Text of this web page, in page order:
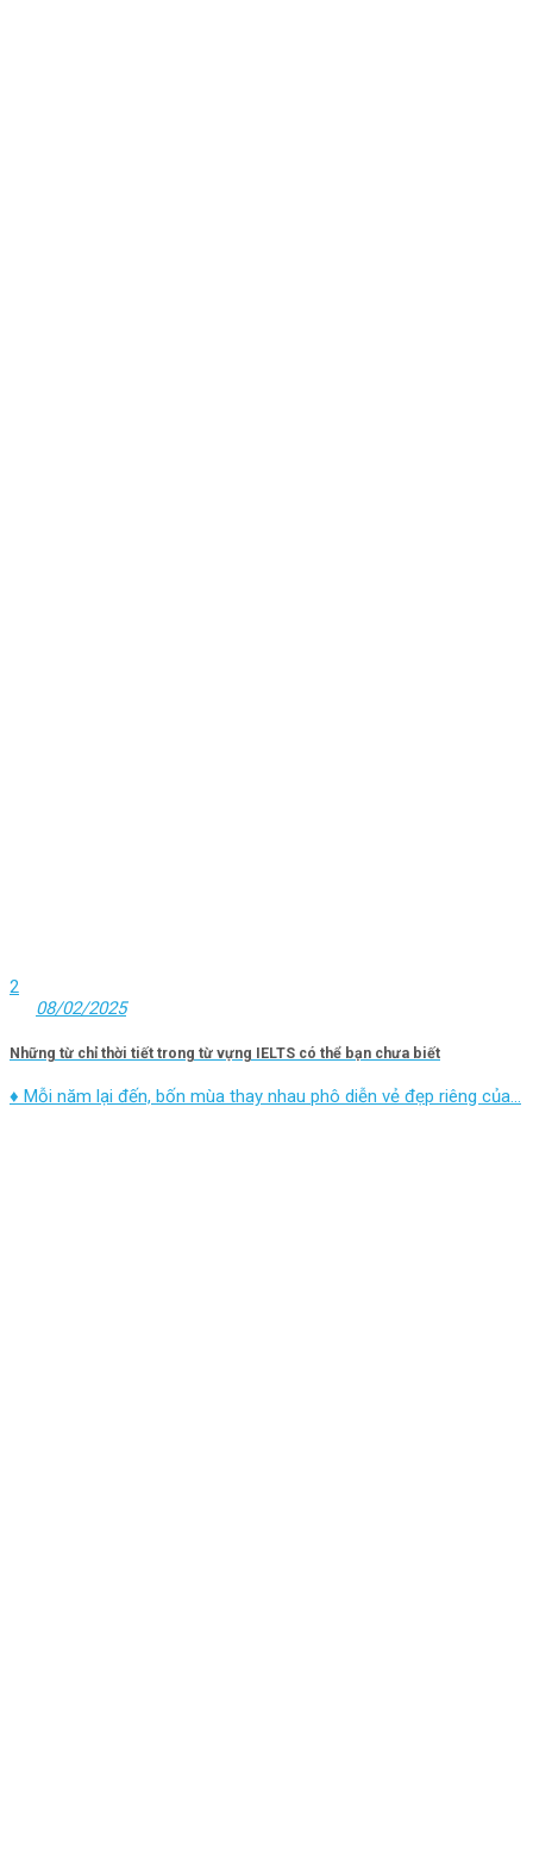
2
08/02/2025
Những từ chỉ thời tiết trong từ vựng IELTS có thể bạn chưa biết
♦ Mỗi năm lại đến, bốn mùa thay nhau phô diễn vẻ đẹp riêng của...